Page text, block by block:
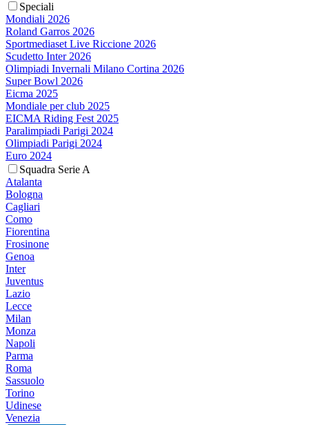
Speciali
Mondiali 2026
Roland Garros 2026
Sportmediaset Live Riccione 2026
Scudetto Inter 2026
Olimpiadi Invernali Milano Cortina 2026
Super Bowl 2026
Eicma 2025
Mondiale per club 2025
EICMA Riding Fest 2025
Paralimpiadi Parigi 2024
Olimpiadi Parigi 2024
Euro 2024
Squadra Serie A
Atalanta
Bologna
Cagliari
Como
Fiorentina
Frosinone
Genoa
Inter
Juventus
Lazio
Lecce
Milan
Monza
Napoli
Parma
Roma
Sassuolo
Torino
Udinese
Venezia